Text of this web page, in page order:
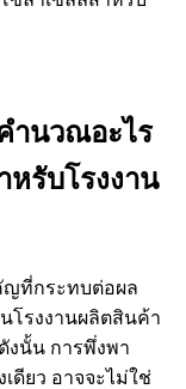
ำนวณอะไร
หรับโรงงาน
ญที่กระทบต่อผล
โรงงานผลิตสินค้า
งนั้น การพึ่งพา
ดียว อาจจะไม่ใช่